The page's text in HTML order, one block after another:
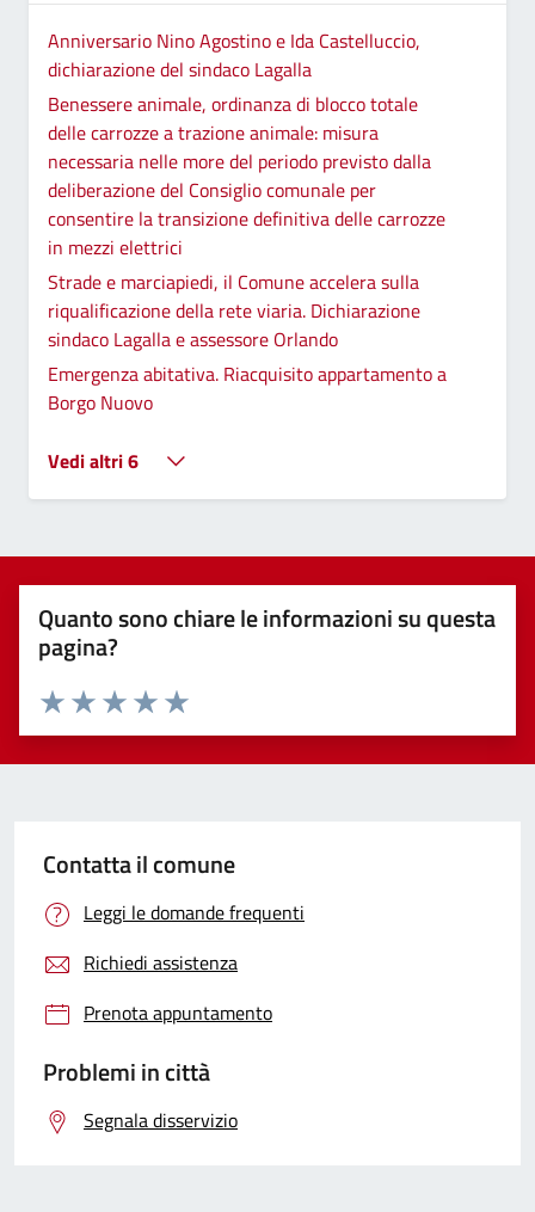
Anniversario Nino Agostino e Ida Castelluccio,
dichiarazione del sindaco Lagalla
Benessere animale, ordinanza di blocco totale
delle carrozze a trazione animale: misura
necessaria nelle more del periodo previsto dalla
deliberazione del Consiglio comunale per
consentire la transizione definitiva delle carrozze
in mezzi elettrici
Strade e marciapiedi, il Comune accelera sulla
riqualificazione della rete viaria. Dichiarazione
sindaco Lagalla e assessore Orlando
Emergenza abitativa. Riacquisito appartamento a
Borgo Nuovo
Vedi altri 6
Quanto sono chiare le informazioni su questa
pagina?
Valuta 5 stelle su 5
Valuta 4 stelle su 5
Valuta 3 stelle su 5
Valuta 2 stelle su 5
Valuta 1 stelle su 5
Contatta il comune
Leggi le domande frequenti
Richiedi assistenza
Prenota appuntamento
Problemi in città
Segnala disservizio